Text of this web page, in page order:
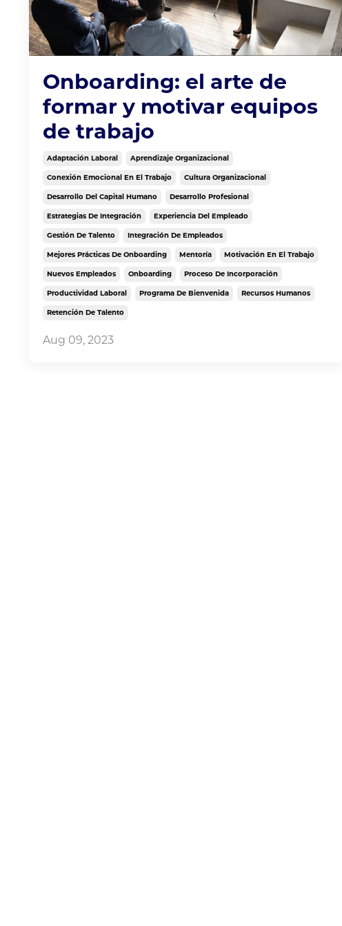
Onboarding: el arte de
formar y motivar equipos
de trabajo
Adaptación Laboral Aprendizaje Organizacional
Conexión Emocional En El Trabajo Cultura Organizacional
Desarrollo Del Capital Humano Desarrollo Profesional
Estrategias De Integración Experiencia Del Empleado
Gestión De Talento Integración De Empleados
Mejores Prácticas De Onboarding Mentoría Motivación En El Trabajo
Nuevos Empleados Onboarding Proceso De Incorporación
Productividad Laboral Programa De Bienvenida Recursos Humanos
Retención De Talento
Aug 09, 2023